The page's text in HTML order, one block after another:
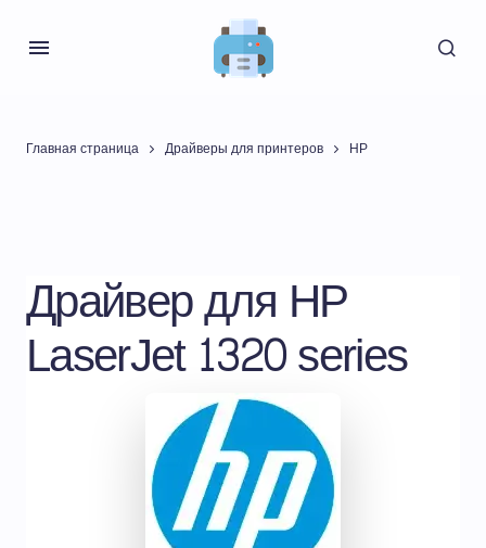
Главная страница Драйверы для принтеров HP
Драйвер для HP
LaserJet 1320 series